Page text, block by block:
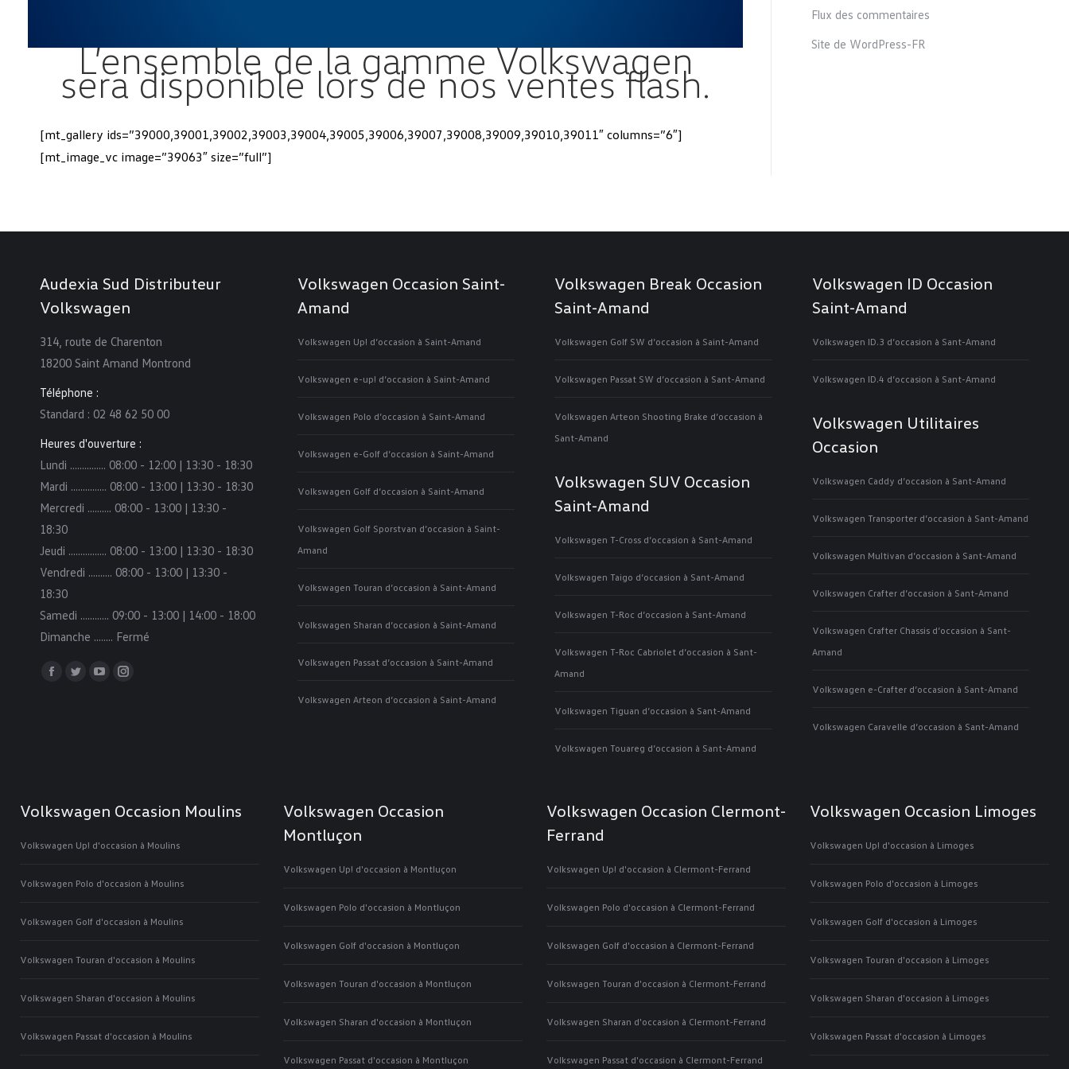
L’ensemble de la gamme Volkswagen
sera disponible lors de nos ventes flash.
[mt_gallery ids=”39000,39001,39002,39003,39004,39005,39006,39007,39008,39009,39010,39011″ columns=”6″]
[mt_image_vc image=”39063″ size=”full”]
Flux des commentaires
Site de WordPress-FR
Audexia Sud Distributeur
Volkswagen
314, route de Charenton
18200 Saint Amand Montrond
Téléphone :
Standard : 02 48 62 50 00
Heures d'ouverture :
Lundi ……...…… 08:00 - 12:00 | 13:30 - 18:30
Mardi …………… 08:00 - 13:00 | 13:30 - 18:30
Mercredi ………. 08:00 - 13:00 | 13:30 -
18:30
Jeudi ………….... 08:00 - 13:00 | 13:30 - 18:30
Vendredi …..….. 08:00 - 13:00 | 13:30 -
18:30
Samedi …..……. 09:00 - 13:00 | 14:00 - 18:00
Dimanche ..…… Fermé
Trouvez nous sur :
Facebook
TwitterYouTubeInstagram
Volkswagen Occasion Saint-
Amand
Volkswagen Up! d’occasion à Saint-Amand
Volkswagen e-up! d’occasion à Saint-Amand
Volkswagen Polo d’occasion à Saint-Amand
Volkswagen e-Golf d’occasion à Saint-Amand
Volkswagen Golf d’occasion à Saint-Amand
Volkswagen Golf Sporstvan d’occasion à Saint-
Amand
Volkswagen Touran d’occasion à Saint-Amand
Volkswagen Sharan d’occasion à Saint-Amand
Volkswagen Passat d’occasion à Saint-Amand
Volkswagen Arteon d’occasion à Saint-Amand
Volkswagen Break Occasion
Saint-Amand
Volkswagen Golf SW d’occasion à Saint-Amand
Volkswagen Passat SW d’occasion à Sant-Amand
Volkswagen Arteon Shooting Brake d’occasion à
Sant-Amand
Volkswagen SUV Occasion
Saint-Amand
Volkswagen T-Cross d’occasion à Sant-Amand
Volkswagen Taigo d’occasion à Sant-Amand
Volkswagen T-Roc d’occasion à Sant-Amand
Volkswagen T-Roc Cabriolet d’occasion à Sant-
Amand
Volkswagen Tiguan d’occasion à Sant-Amand
Volkswagen Touareg d’occasion à Sant-Amand
Volkswagen ID Occasion
Saint-Amand
Volkswagen ID.3 d’occasion à Sant-Amand
Volkswagen ID.4 d’occasion à Sant-Amand
Volkswagen Utilitaires
Occasion
Volkswagen Caddy d’occasion à Sant-Amand
Volkswagen Transporter d’occasion à Sant-Amand
Volkswagen Multivan d’occasion à Sant-Amand
Volkswagen Crafter d’occasion à Sant-Amand
Volkswagen Crafter Chassis d’occasion à Sant-
Amand
Volkswagen e-Crafter d’occasion à Sant-Amand
Volkswagen Caravelle d’occasion à Sant-Amand
Volkswagen Occasion Moulins
Volkswagen Up! d'occasion à Moulins
Volkswagen Polo d'occasion à Moulins
Volkswagen Golf d'occasion à Moulins
Volkswagen Touran d'occasion à Moulins
Volkswagen Sharan d'occasion à Moulins
Volkswagen Passat d'occasion à Moulins
Volkswagen Occasion
Montluçon
Volkswagen Up! d'occasion à Montluçon
Volkswagen Polo d'occasion à Montluçon
Volkswagen Golf d'occasion à Montluçon
Volkswagen Touran d'occasion à Montluçon
Volkswagen Sharan d'occasion à Montluçon
Volkswagen Passat d'occasion à Montluçon
Volkswagen Occasion Clermont-
Ferrand
Volkswagen Up! d'occasion à Clermont-Ferrand
Volkswagen Polo d'occasion à Clermont-Ferrand
Volkswagen Golf d'occasion à Clermont-Ferrand
Volkswagen Touran d'occasion à Clermont-Ferrand
Volkswagen Sharan d'occasion à Clermont-Ferrand
Volkswagen Passat d'occasion à Clermont-Ferrand
Volkswagen Occasion Limoges
Volkswagen Up! d'occasion à Limoges
Volkswagen Polo d'occasion à Limoges
Volkswagen Golf d'occasion à Limoges
Volkswagen Touran d'occasion à Limoges
Volkswagen Sharan d'occasion à Limoges
Volkswagen Passat d'occasion à Limoges